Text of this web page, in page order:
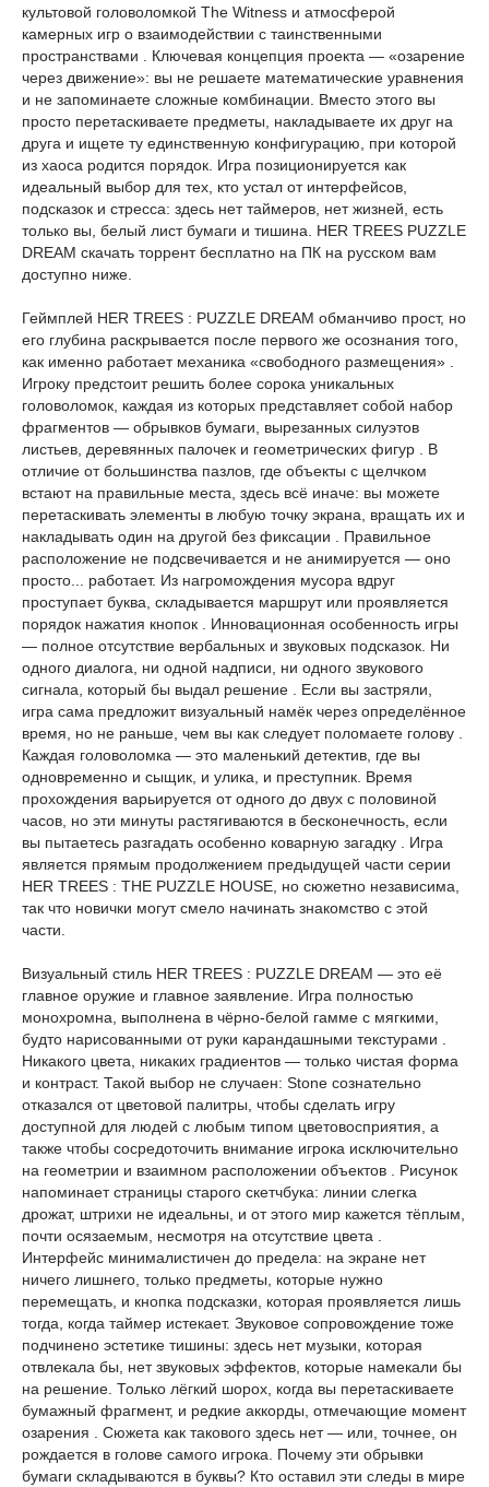
культовой головоломкой The Witness и атмосферой
камерных игр о взаимодействии с таинственными
пространствами . Ключевая концепция проекта — «озарение
через движение»: вы не решаете математические уравнения
и не запоминаете сложные комбинации. Вместо этого вы
просто перетаскиваете предметы, накладываете их друг на
друга и ищете ту единственную конфигурацию, при которой
из хаоса родится порядок. Игра позиционируется как
идеальный выбор для тех, кто устал от интерфейсов,
подсказок и стресса: здесь нет таймеров, нет жизней, есть
только вы, белый лист бумаги и тишина. HER TREES PUZZLE
DREAM скачать торрент бесплатно на ПК на русском вам
доступно ниже.
Геймплей HER TREES : PUZZLE DREAM обманчиво прост, но
его глубина раскрывается после первого же осознания того,
как именно работает механика «свободного размещения» .
Игроку предстоит решить более сорока уникальных
головоломок, каждая из которых представляет собой набор
фрагментов — обрывков бумаги, вырезанных силуэтов
листьев, деревянных палочек и геометрических фигур . В
отличие от большинства пазлов, где объекты с щелчком
встают на правильные места, здесь всё иначе: вы можете
перетаскивать элементы в любую точку экрана, вращать их и
накладывать один на другой без фиксации . Правильное
расположение не подсвечивается и не анимируется — оно
просто... работает. Из нагромождения мусора вдруг
проступает буква, складывается маршрут или проявляется
порядок нажатия кнопок . Инновационная особенность игры
— полное отсутствие вербальных и звуковых подсказок. Ни
одного диалога, ни одной надписи, ни одного звукового
сигнала, который бы выдал решение . Если вы застряли,
игра сама предложит визуальный намёк через определённое
время, но не раньше, чем вы как следует поломаете голову .
Каждая головоломка — это маленький детектив, где вы
одновременно и сыщик, и улика, и преступник. Время
прохождения варьируется от одного до двух с половиной
часов, но эти минуты растягиваются в бесконечность, если
вы пытаетесь разгадать особенно коварную загадку . Игра
является прямым продолжением предыдущей части серии
HER TREES : THE PUZZLE HOUSE, но сюжетно независима,
так что новички могут смело начинать знакомство с этой
части.
Визуальный стиль HER TREES : PUZZLE DREAM — это её
главное оружие и главное заявление. Игра полностью
монохромна, выполнена в чёрно-белой гамме с мягкими,
будто нарисованными от руки карандашными текстурами .
Никакого цвета, никаких градиентов — только чистая форма
и контраст. Такой выбор не случаен: Stone сознательно
отказался от цветовой палитры, чтобы сделать игру
доступной для людей с любым типом цветовосприятия, а
также чтобы сосредоточить внимание игрока исключительно
на геометрии и взаимном расположении объектов . Рисунок
напоминает страницы старого скетчбука: линии слегка
дрожат, штрихи не идеальны, и от этого мир кажется тёплым,
почти осязаемым, несмотря на отсутствие цвета .
Интерфейс минималистичен до предела: на экране нет
ничего лишнего, только предметы, которые нужно
перемещать, и кнопка подсказки, которая проявляется лишь
тогда, когда таймер истекает. Звуковое сопровождение тоже
подчинено эстетике тишины: здесь нет музыки, которая
отвлекала бы, нет звуковых эффектов, которые намекали бы
на решение. Только лёгкий шорох, когда вы перетаскиваете
бумажный фрагмент, и редкие аккорды, отмечающие момент
озарения . Сюжета как такового здесь нет — или, точнее, он
рождается в голове самого игрока. Почему эти обрывки
бумаги складываются в буквы? Кто оставил эти следы в мире